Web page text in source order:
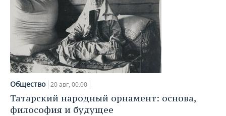
Общество 20 авг, 00:00
Татарский народный орнамент: основа,
философия и будущее